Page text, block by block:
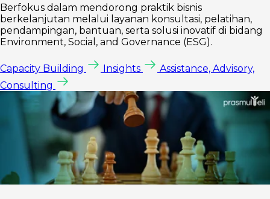
Berfokus dalam mendorong praktik bisnis
berkelanjutan melalui layanan konsultasi, pelatihan,
pendampingan, bantuan, serta solusi inovatif di bidang
Environment, Social, and Governance (ESG).
Capacity Building Insights
Assistance, Advisory,
Consulting